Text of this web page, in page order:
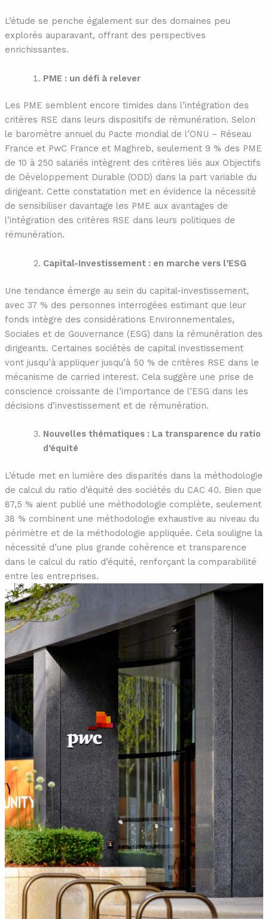
L’étude se penche également sur des domaines peu
explorés auparavant, offrant des perspectives
enrichissantes.
PME : un défi à relever
Les PME semblent encore timides dans l’intégration des
critères RSE dans leurs dispositifs de rémunération. Selon
le baromètre annuel du Pacte mondial de l’ONU – Réseau
France et PwC France et Maghreb, seulement 9 % des PME
de 10 à 250 salariés intègrent des critères liés aux Objectifs
de Développement Durable (ODD) dans la part variable du
dirigeant. Cette constatation met en évidence la nécessité
de sensibiliser davantage les PME aux avantages de
l’intégration des critères RSE dans leurs politiques de
rémunération.
Capital-Investissement : en marche vers l’ESG
Une tendance émerge au sein du capital-investissement,
avec 37 % des personnes interrogées estimant que leur
fonds intègre des considérations Environnementales,
Sociales et de Gouvernance (ESG) dans la rémunération des
dirigeants. Certaines sociétés de capital investissement
vont jusqu’à appliquer jusqu’à 50 % de critères RSE dans le
mécanisme de carried interest. Cela suggère une prise de
conscience croissante de l’importance de l’ESG dans les
décisions d’investissement et de rémunération.
Nouvelles thématiques : La transparence du ratio
d’équité
L’étude met en lumière des disparités dans la méthodologie
de calcul du ratio d’équité des sociétés du CAC 40. Bien que
87,5 % aient publié une méthodologie complète, seulement
38 % combinent une méthodologie exhaustive au niveau du
périmètre et de la méthodologie appliquée. Cela souligne la
nécessité d’une plus grande cohérence et transparence
dans le calcul du ratio d’équité, renforçant la comparabilité
entre les entreprises.